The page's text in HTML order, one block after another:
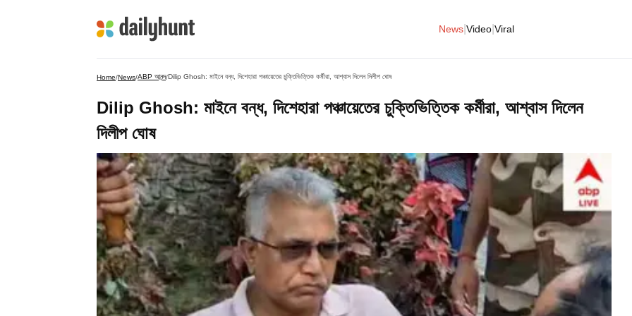
News Video Viral
Home/News/ABP আনন্দ/Dilip Ghosh: মাইনে বন্ধ, দিশেহারা পঞ্চায়েতের চুক্তিভিত্তিক কর্মীরা, আশ্বাস দিলেন দিলীপ ঘোষ
Dilip Ghosh: মাইনে বন্ধ, দিশেহারা পঞ্চায়েতের চুক্তিভিত্তিক কর্মীরা, আশ্বাস দিলেন
দিলীপ ঘোষ